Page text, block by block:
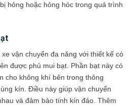
hỏng hoặc hỏng hóc trong quá trình
vận chuyển đa năng với thiết kế có
được phủ mui bạt. Phần bạt này có
cho không khí bên trong thông
kín. Điều này giúp vận chuyển
và đảm bảo tính kín đáo. Thêm